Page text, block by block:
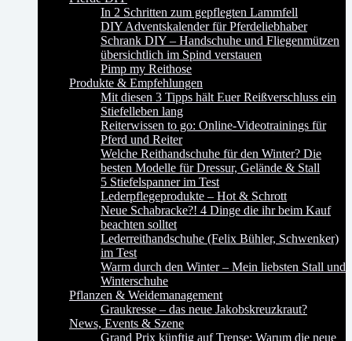
In 2 Schritten zum gepflegten Lammfell
DIY Adventskalender für Pferdeliebhaber
Schrank DIY – Handschuhe und Fliegenmützen
übersichtlich im Spind verstauen
Pimp my Reithose
Produkte & Empfehlungen
Mit diesen 3 Tipps hält Euer Reißverschluss ein
Stiefelleben lang
Reiterwissen to go: Online-Videotrainings für
Pferd und Reiter
Welche Reithandschuhe für den Winter? Die
besten Modelle für Dressur, Gelände & Stall
5 Stiefelspanner im Test
Lederpflegeprodukte – Hot & Schrott
Neue Schabracke?! 4 Dinge die ihr beim Kauf
beachten solltet
Lederreithandschuhe (Felix Bühler, Schwenker)
im Test
Warm durch den Winter – Mein liebsten Stall und
Winterschuhe
Pflanzen & Weidemanagement
Graukresse – das neue Jakobskreuzkraut?
News, Events & Szene
Grand Prix künftig auf Trense: Warum die neue